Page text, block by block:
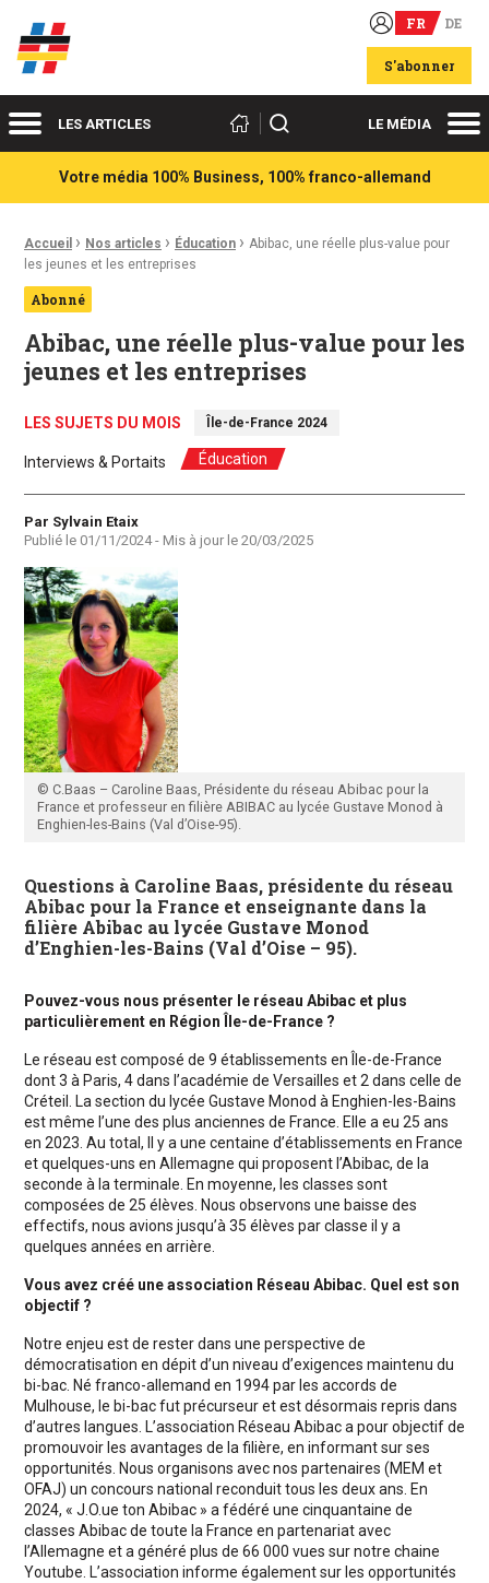
Acteurs du franco-allemand FR DE
S'abonner
MenuLES ARTICLES Rechercher LE MÉDIA
Votre média 100% Business, 100% franco-allemand
Fil d'Ariane :
Accueil › Nos articles › Éducation › Abibac, une réelle plus-value pour
les jeunes et les entreprises
Abonné
Abibac, une réelle plus-value pour les
jeunes et les entreprises
LES SUJETS DU MOIS Île-de-France 2024
Interviews & Portaits Éducation
Auteur
Par Sylvain Etaix
Publié le 01/11/2024- Mis à jour le 20/03/2025
© C.Baas – Caroline Baas, Présidente du réseau Abibac pour la
France et professeur en filière ABIBAC au lycée Gustave Monod à
Enghien-les-Bains (Val d’Oise-95).
Questions à Caroline Baas, présidente du réseau
Abibac pour la France et enseignante dans la
filière Abibac au lycée Gustave Monod
d’Enghien-les-Bains (Val d’Oise – 95).
Pouvez-vous nous présenter le réseau Abibac et plus
particulièrement en Région Île-de-France ?
Le réseau est composé de 9 établissements en Île-de-France
dont 3 à Paris, 4 dans l’académie de Versailles et 2 dans celle de
Créteil. La section du lycée Gustave Monod à Enghien-les-Bains
est même l’une des plus anciennes de France. Elle a eu 25 ans
en 2023. Au total, Il y a une centaine d’établissements en France
et quelques-uns en Allemagne qui proposent l’Abibac, de la
seconde à la terminale. En moyenne, les classes sont
composées de 25 élèves. Nous observons une baisse des
effectifs, nous avions jusqu’à 35 élèves par classe il y a
quelques années en arrière.
Vous avez créé une association Réseau Abibac. Quel est son
objectif ?
Notre enjeu est de rester dans une perspective de
démocratisation en dépit d’un niveau d’exigences maintenu du
bi-bac. Né franco-allemand en 1994 par les accords de
Mulhouse, le bi-bac fut précurseur et est désormais repris dans
d’autres langues. L’association Réseau Abibac a pour objectif de
promouvoir les avantages de la filière, en informant sur ses
opportunités. Nous organisons avec nos partenaires (MEM et
OFAJ) un concours national reconduit tous les deux ans. En
2024, « J.O.ue ton Abibac » a fédéré une cinquantaine de
classes Abibac de toute la France en partenariat avec
l’Allemagne et a généré plus de 66 000 vues sur notre chaine
Youtube. L’association informe également sur les opportunités